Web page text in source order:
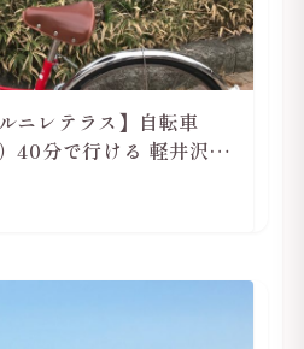
ニレテラス】自転車
40分で行ける 軽井沢旅
ススメ